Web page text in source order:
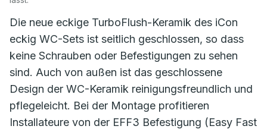
Die neue eckige TurboFlush-Keramik des iCon
eckig WC-Sets ist seitlich geschlossen, so dass
keine Schrauben oder Befestigungen zu sehen
sind. Auch von außen ist das geschlossene
Design der WC-Keramik reinigungsfreundlich und
pflegeleicht. Bei der Montage profitieren
Installateure von der EFF3 Befestigung (Easy Fast